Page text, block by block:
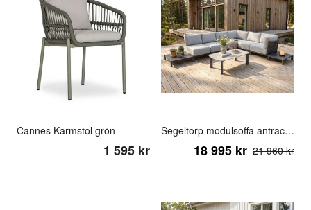
Cannes Karmstol grön
1 595 kr
Segeltorp modulsoffa antracit alt. 13
21 960 kr
18 995 kr